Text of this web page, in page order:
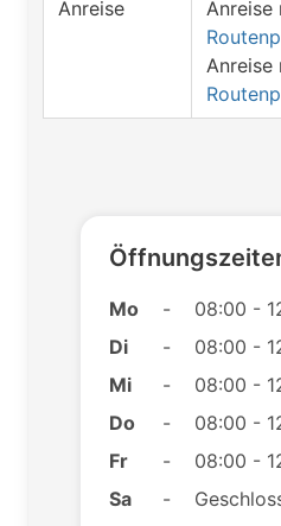
Anreise
Anreise
Anreise
Mo -
08:00 -
Di
-
08:00 -
Mi
-
08:00 -
Do
-
08:00 -
Fr
-
08:00 -
Sa
-